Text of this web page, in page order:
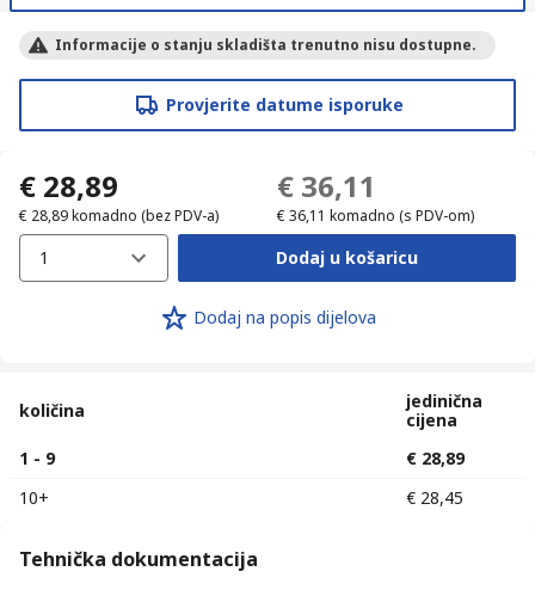
Informacije o stanju skladišta trenutno nisu dostupne.
Provjerite datume isporuke
€ 28,89
€ 28,89komadno (bez PDV-a)
€ 36,11
€ 36,11 komadno (s PDV-om)
1 Dodaj u košaricu
Dodaj na popis dijelova
količina
jedinična
cijena
1 - 9
€ 28,89
10+
€ 28,45
Tehnička dokumentacija